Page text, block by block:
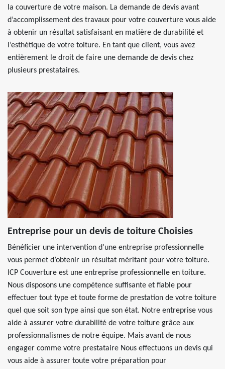
la couverture de votre maison. La demande de devis avant
d’accomplissement des travaux pour votre couverture vous aide
à obtenir un résultat satisfaisant en matière de durabilité et
l’esthétique de votre toiture. En tant que client, vous avez
entièrement le droit de faire une demande de devis chez
plusieurs prestataires.
Entreprise pour un devis de toiture Choisies
Bénéficier une intervention d’une entreprise professionnelle
vous permet d’obtenir un résultat méritant pour votre toiture.
ICP Couverture est une entreprise professionnelle en toiture.
Nous disposons une compétence suffisante et fiable pour
effectuer tout type et toute forme de prestation de votre toiture
quel que soit son type ainsi que son état. Notre entreprise vous
aide à assurer votre durabilité de votre toiture grâce aux
professionnalismes de notre équipe. Mais avant de nous
engager comme votre prestataire Nous effectuons un devis qui
vous aide à assurer toute votre préparation pour